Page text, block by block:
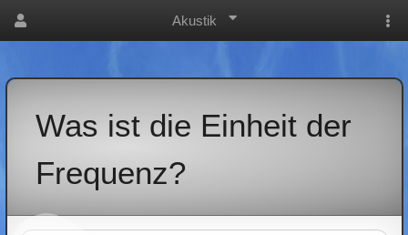
Akustik
Was ist die Einheit der
Frequenz?